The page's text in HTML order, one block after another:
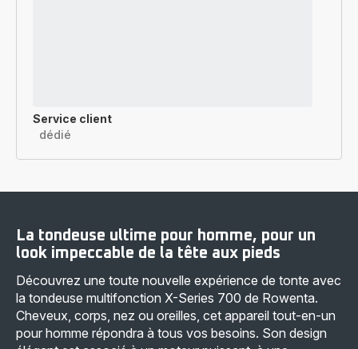
Service client
dédié
La tondeuse ultime pour homme, pour un
look impeccable de la tête aux pieds
Découvrez une toute nouvelle expérience de tonte avec
la tondeuse multifonction X-Series 700 de Rowenta.
Cheveux, corps, nez ou oreilles, cet appareil tout-en-un
pour homme répondra à tous vos besoins. Son design